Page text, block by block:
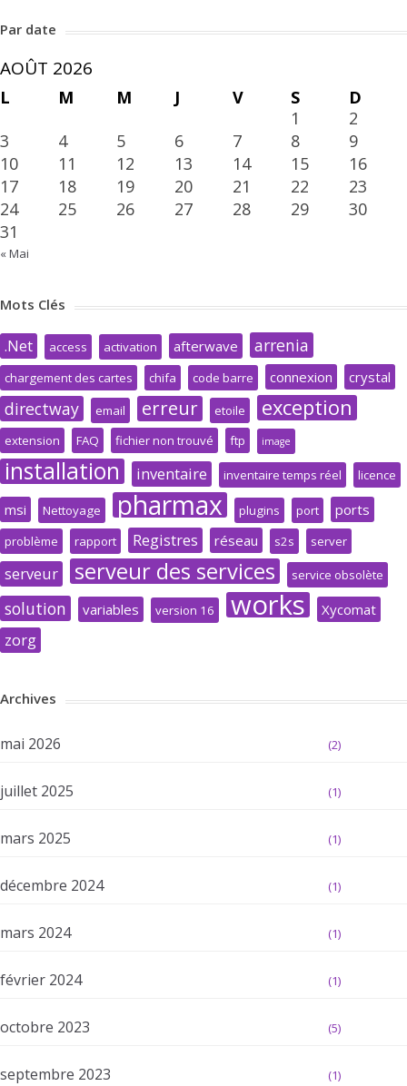
Par date
AOÛT 2026
L M M J V S
D
1
2
3
4 5 6 7 8
9
10
11 12 13 14 15
16
17
18 19 20 21 22
23
24
25 26 27 28 29
30
31
« Mai
Mots Clés
.Net access activation afterwave arrenia
chargement des cartes chifa code barre connexion crystal
directway email erreur etoile exception
extension FAQ fichier non trouvé ftp image
installation inventaire inventaire temps réel licence
msi Nettoyage pharmax plugins port ports
problème rapport Registres réseau s2s server
serveur serveur des services service obsolète
solution variables version 16 works Xycomat
zorg
Archives
mai 2026 (2)
juillet 2025 (1)
mars 2025 (1)
décembre 2024 (1)
mars 2024 (1)
février 2024 (1)
octobre 2023 (5)
septembre 2023 (1)